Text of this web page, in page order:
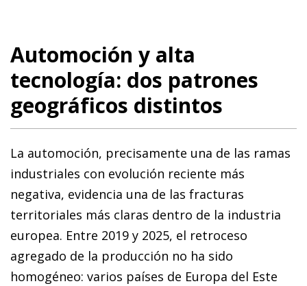
Automoción y alta
tecnología: dos patrones
geográficos distintos
La automoción, precisamente una de las ramas
industriales con evolución reciente más
negativa, evidencia una de las fracturas
territoriales más claras dentro de la industria
europea. Entre 2019 y 2025, el retroceso
agregado de la producción no ha sido
homogéneo: varios países de Europa del Este